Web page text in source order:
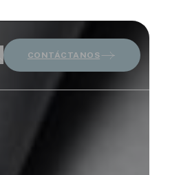
CONTÁCTANOS